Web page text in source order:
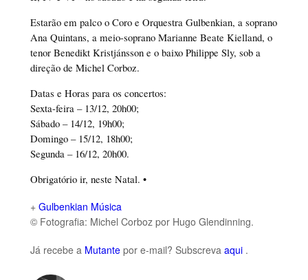
Estarão em palco o Coro e Orquestra Gulbenkian, a soprano
Ana Quintans, a meio-soprano Marianne Beate Kielland, o
tenor Benedikt Kristjánsson e o baixo Philippe Sly, sob a
direção de Michel Corboz.
Datas e Horas para os concertos:
Sexta-feira – 13/12, 20h00;
Sábado – 14/12, 19h00;
Domingo – 15/12, 18h00;
Segunda – 16/12, 20h00.
Obrigatório ir, neste Natal. •
+ Gulbenkian Música
© Fotografia: Michel Corboz por Hugo Glendinning.
Já recebe a Mutantepor e-mail? Subscreva aqui .